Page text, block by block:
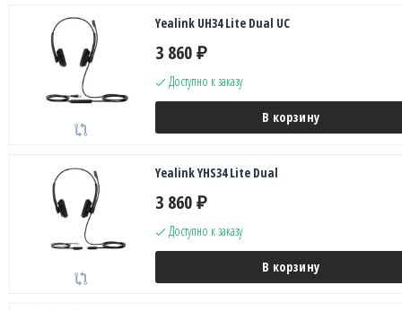
Yealink UH34 Lite Dual UC
3 860 ₽
Доступно к заказу
В корзину
Yealink YHS34 Lite Dual
3 860 ₽
Доступно к заказу
В корзину